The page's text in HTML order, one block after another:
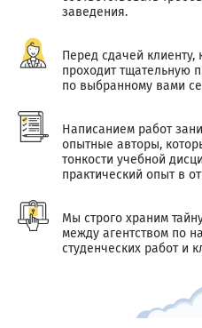
заведения.
Перед сдачей клиенту,
проходит тщательную
по выбранному вами
Написанием работ
опытные авторы,
тонкости учебной
практический опыт в
Мы строго храним
между агентством по
студенческих работ и